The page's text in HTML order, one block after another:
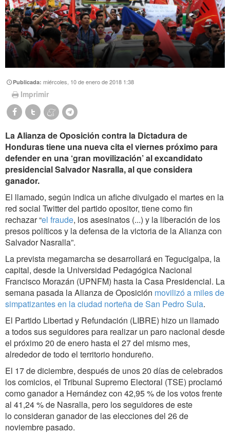
Publicada:miércoles, 10 de enero de 2018 1:38
Imprimir
La Alianza de Oposición contra la Dictadura de
Honduras tiene ‎una nueva cita el viernes próximo para
defender en una ‘gran movilización’ al ‎excandidato
presidencial Salvador Nasralla‎, al que considera
ganador.
El llamado, según indica un afiche divulgado el martes en la
red social Twitter del partido opositor, tiene como fin
rechazar “el fraude, los asesinatos (...) y la liberación de los
presos políticos y la defensa de la victoria de la Alianza con
Salvador Nasralla”.
La prevista megamarcha se desarrollará en Tegucigalpa, la
capital, desde la Universidad Pedagógica Nacional
Francisco Morazán (UPNFM) hasta la Casa Presidencial. La
semana pasada la Alianza de Oposición movilizó a miles de
simpatizantes en la ciudad norteña de San Pedro Sula.
El Partido Libertad y Refundación (LIBRE) hizo un llamado
a todos sus seguidores para realizar un paro nacional desde
el próximo 20 de enero hasta el 27 del mismo mes,
alrededor de todo el territorio hondureño.
El 17 de diciembre, después de unos 20 días de celebrados
los comicios, el Tribunal Supremo Electoral (TSE) proclamó
como ganador a Hernández con 42,95 % de los votos frente
al 41,24 % de Nasralla, pero los seguidores de este
lo consideran ganador de las elecciones del 26 de
noviembre pasado.